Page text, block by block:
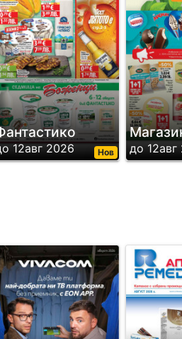
Нов
12авг 2026 до 12авг